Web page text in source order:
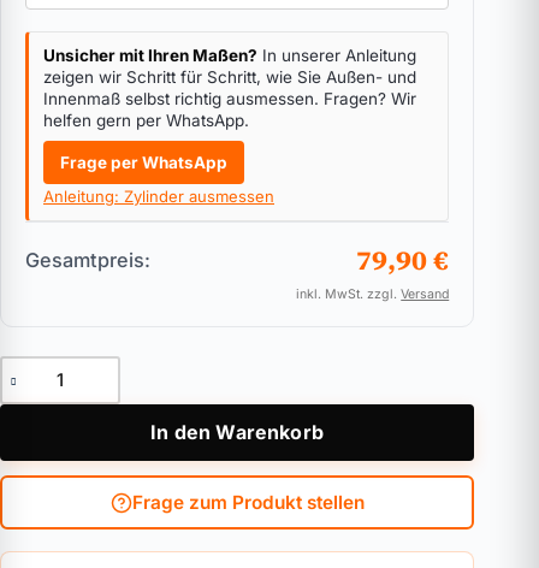
Unsicher mit Ihren Maßen? In unserer Anleitung
zeigen wir Schritt für Schritt, wie Sie Außen- und
Innenmaß selbst richtig ausmessen. Fragen? Wir
helfen gern per WhatsApp.
Frage per WhatsApp
Anleitung: Zylinder ausmessen
Gesamtpreis: 79,90 €
inkl. MwSt. zzgl.Versand
Doppelzylinder ABUS Vitess.4000 Menge
In den Warenkorb
Frage zum Produkt stellen